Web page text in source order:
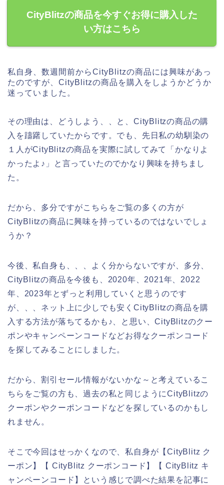
CityBlitzの商品を今すぐお得に購入した
い方はこちら
私自身、数週間前からCityBlitzの商品には興味があっ
たのですが、CityBlitzの商品を購入をしようかどうか
迷っていました。
その理由は、どうしよう、、と、CityBlitzの商品の購
入を躊躇していたからです。でも、先日私の幼馴染の
１人がCityBlitzの商品を実際に試してみて「かなりよ
かったよ♪」と言っていたのでかなり興味を持ちまし
た。
だから、多分ですがこちらをご覧の多くの方が
CityBlitzの商品に興味を持っているのではないでしょ
うか？
今後、私自身も、、、よく分からないですが、多分、
CityBlitzの商品を今後も、2020年、2021年、2022
年、2023年とずっと利用していくと思うのです
が、、、ネット上に少しでも安くCityBlitzの商品を購
入する方法が落ちてるかも♪、と思い、CityBlitzのクー
ポンやキャンペーンコードなどお得なクーポンコード
を探してみることにしました。
だから、割引セール情報がないかな～と考えているこ
ちらをご覧の方も、過去の私と同じようにCityBlitzの
クーポンやクーポンコードなどを探しているのかもし
れません。
そこで今回はせっかくなので、私自身が【CityBlitz ク
ーポン】【 CityBlitz クーポンコード】【 CityBlitz キ
ャンペーンコード】という感じで調べた結果を記事に